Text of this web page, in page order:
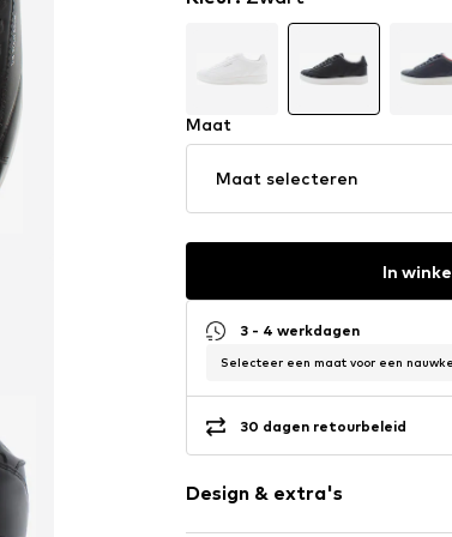
Maat
Maat selecteren
In
3 - 4 werkdagen
Selecteer een maat voor een
30 dagen retourbeleid
Design & extra's